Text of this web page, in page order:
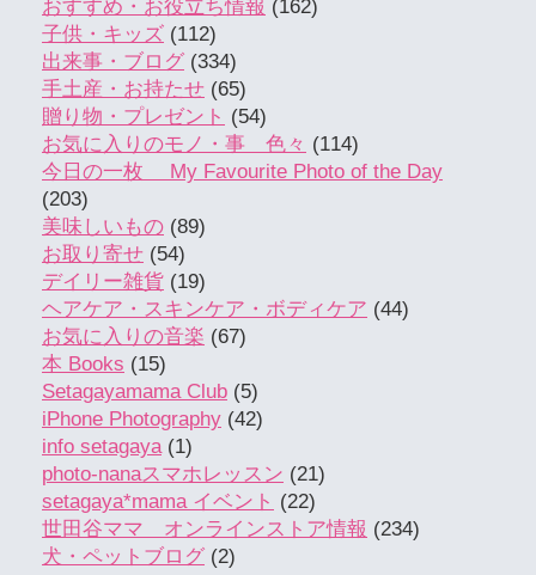
おすすめ・お役立ち情報 (162)
子供・キッズ (112)
出来事・ブログ (334)
手土産・お持たせ (65)
贈り物・プレゼント (54)
お気に入りのモノ・事 色々 (114)
今日の一枚 My Favourite Photo of the Day
(203)
美味しいもの (89)
お取り寄せ (54)
デイリー雑貨 (19)
ヘアケア・スキンケア・ボディケア (44)
お気に入りの音楽 (67)
本 Books (15)
Setagayamama Club (5)
iPhone Photography (42)
info setagaya(1)
photo-nanaスマホレッスン (21)
setagaya*mama イベント (22)
世田谷ママ オンラインストア情報 (234)
犬・ペットブログ (2)